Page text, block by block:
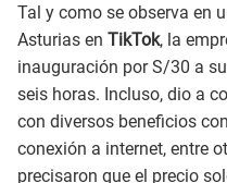
Tal y como se observa en
Asturias en TikTok, la
inauguración por S/30 a
seis horas. Incluso, dio a
con diversos beneficios
conexión a internet, entre
precisaron que el precio